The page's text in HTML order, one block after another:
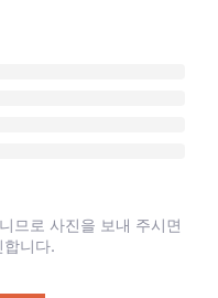
므로 사진을 보내 주시면
합니다.